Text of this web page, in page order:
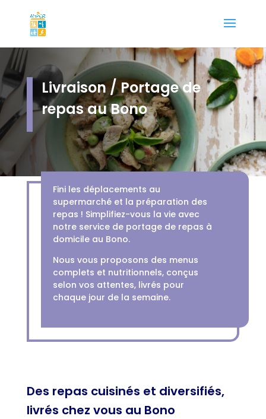
Livraison / Portage de
repas au Bono
Fini les déplacements au
supermarché et la préparation des
repas ! Simplifiez-vous la vie avec
notre service de portage de repas à
domicile au Bono.
Nous vous proposons des menus
complets et nutritionnels, conçus
selon vos attentes, livrés pour
chaque jour de la semaine.
Des repas cuisinés et diversifiés,
livrés chez vous au Bono